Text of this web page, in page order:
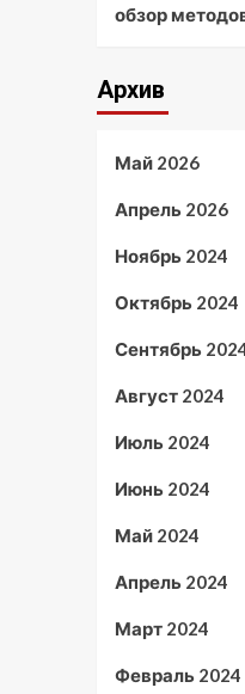
обзор
Архив
Май 2026
Апрель 2026
Ноябрь 2024
Октябрь 2024
Сентябрь
Август 2024
Июль 2024
Июнь 2024
Май 2024
Апрель 2024
Март 2024
Февраль 2024